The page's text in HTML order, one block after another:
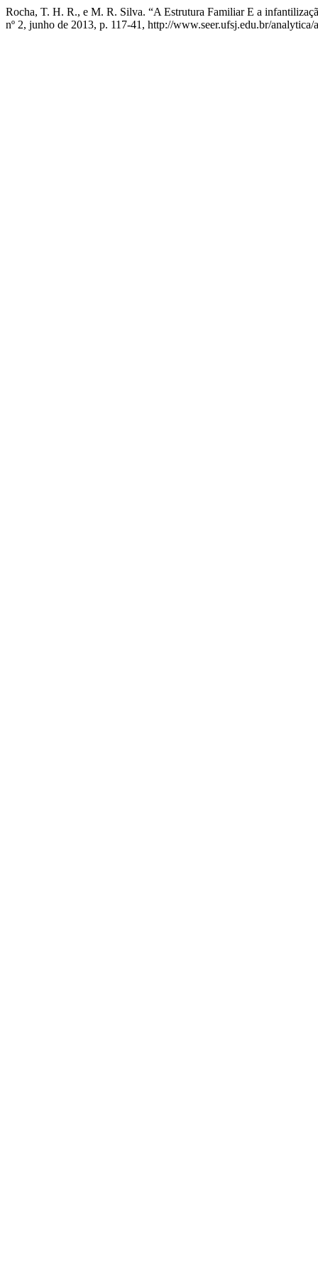
Rocha, T. H. R., e M. R. Silva. “A Estrutura Familiar E a
nº 2, junho de 2013, p. 117-41, http://www.seer.ufsj.edu.br/